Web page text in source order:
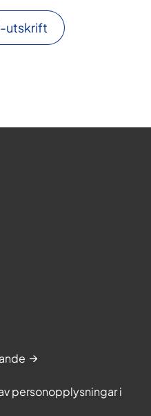
utskrift
personopplysningar i